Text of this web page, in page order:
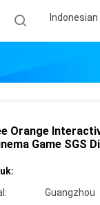
Indonesian
Orange
Game SGS
Guangzhou